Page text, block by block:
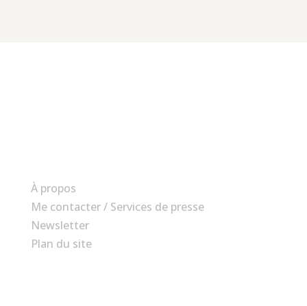
À propos
Me contacter / Services de presse
Newsletter
Plan du site